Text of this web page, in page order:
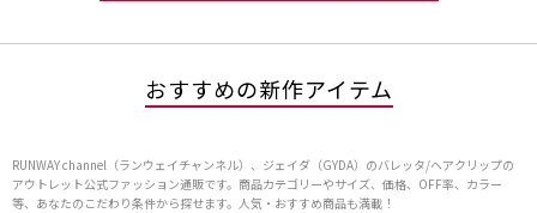
おすすめの新作アイテム
RUNWAY channel（ランウェイチャンネル）、ジェイダ（GYDA）のバレッタ/ヘアクリップの
アウトレット公式ファッション通販です。商品カテゴリーやサイズ、価格、OFF率、カラー
等、あなたのこだわり条件から探せます。人気・おすすめ商品も満載！